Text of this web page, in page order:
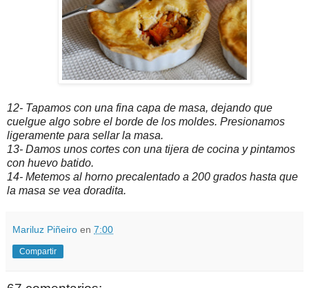
12- Tapamos con una fina capa de masa, dejando que
cuelgue algo sobre el borde de los moldes. Presionamos
ligeramente para sellar la masa.
13- Damos unos cortes con una tijera de cocina y pintamos
con huevo batido.
14- Metemos al horno precalentado a 200 grados hasta que
la masa se vea doradita.
Mariluz Piñeiro en 7:00
Compartir